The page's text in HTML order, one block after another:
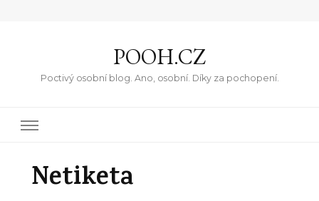
POOH.CZ
Poctivý osobní blog. Ano, osobní. Díky za pochopení.
Netiketa